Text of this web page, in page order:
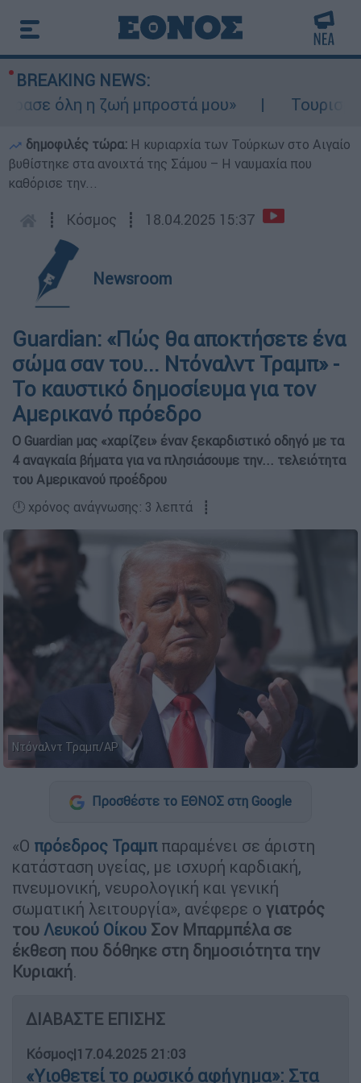
BREAKING NEWS:
όλη η ζωή μπροστά μου»
Τουρισμός
δημοφιλές τώρα: Η κυριαρχία των Τούρκων στο Αιγαίο
βυθίστηκε στα ανοιχτά της Σάμου – Η ναυμαχία που
καθόρισε την...
┋ Κόσμος ┋ 18.04.2025 15:37
Newsroom
Guardian: «Πώς θα αποκτήσετε ένα
σώμα σαν του... Ντόναλντ Τραμπ» -
Το καυστικό δημοσίευμα για τον
Αμερικανό πρόεδρο
Ο Guardian μας «χαρίζει» έναν ξεκαρδιστικό οδηγό με τα
4 αναγκαία βήματα για να πλησιάσουμε την... τελειότητα
του Αμερικανού προέδρου
🕛 χρόνος ανάγνωσης: 3 λεπτά ┋
Ντόναλντ Τραμπ/AP
Προσθέστε το ΕΘΝΟΣ στη Google
«Ο πρόεδρος Τραμππαραμένει σε άριστη
κατάσταση υγείας, με ισχυρή καρδιακή,
πνευμονική, νευρολογική και γενική
σωματική λειτουργία», ανέφερε ο γιατρός
του Λευκού Οίκου Σον Μπαρμπέλα σε
έκθεση που δόθηκε στη δημοσιότητα την
Κυριακή.
ΔΙΑΒΑΣΤΕ ΕΠΙΣΗΣ
Κόσμος|17.04.2025 21:03
«Υιοθετεί το ρωσικό αφήγημα»: Στα